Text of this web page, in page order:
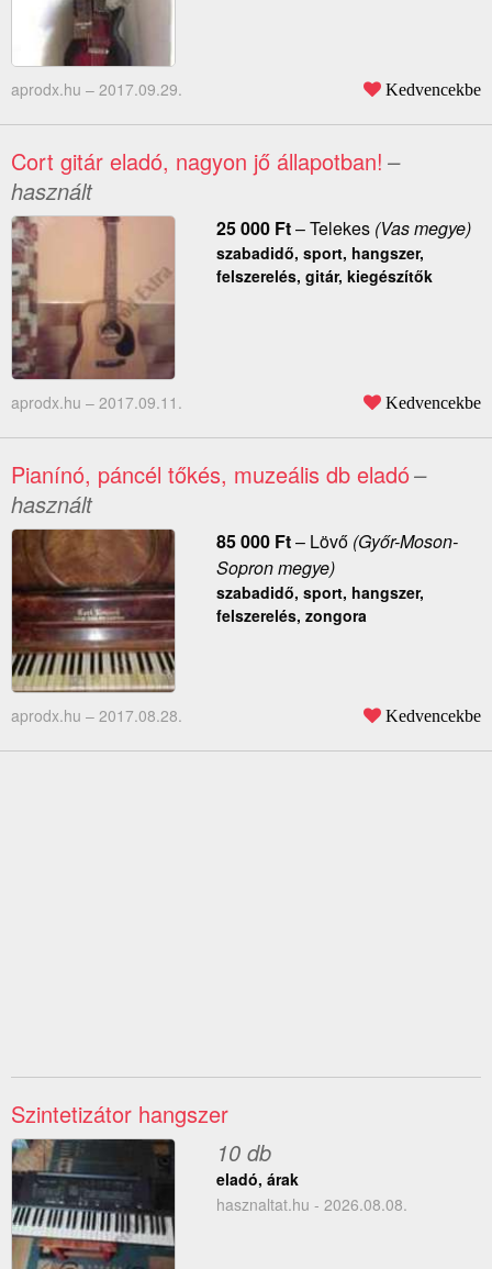
aprodx.hu – 2017.09.29. Kedvencekbe
Cort gitár eladó, nagyon jő állapotban! –
használt
25 000 Ft–Telekes(Vas megye)
szabadidő, sport, hangszer,
felszerelés, gitár, kiegészítők
aprodx.hu – 2017.09.11. Kedvencekbe
Pianínó, páncél tőkés, muzeális db eladó–
használt
85 000 Ft– Lövő(Győr-Moson-
Sopron megye)
szabadidő, sport, hangszer,
felszerelés, zongora
aprodx.hu – 2017.08.28. Kedvencekbe
Szintetizátor hangszer
10 db
eladó, árak
hasznaltat.hu - 2026.08.08.